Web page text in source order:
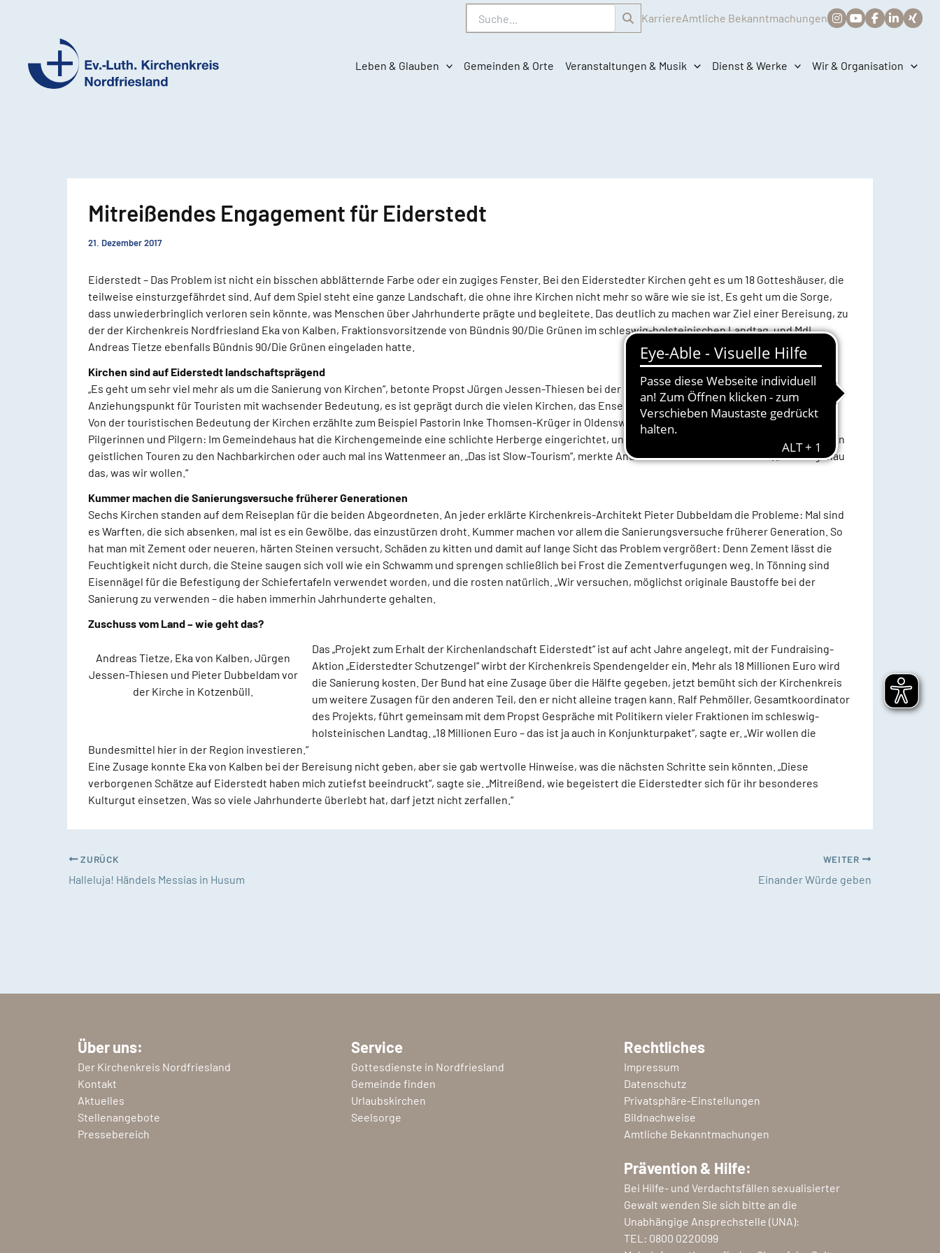
Suche KarriereAmtliche Bekanntmachungen
Ev.-
Leben & Glauben Gemeinden & Orte Veranstaltungen & Musik Dienst & Werke Wir & Organisation
Mitreißendes Engagement für Eiderstedt
21. Dezember 2017
Eiderstedt – Das Problem ist nicht ein bisschen abblätternde Farbe oder ein zugiges Fenster. Bei den Eiderstedter Kirchen geht es um 18 Gotteshäuser, die
teilweise einsturzgefährdet sind. Auf dem Spiel steht eine ganze Landschaft, die ohne ihre Kirchen nicht mehr so wäre wie sie ist. Es geht um die Sorge,
dass unwiederbringlich verloren sein könnte, was Menschen über Jahrhunderte prägte und begleitete. Das deutlich zu machen war Ziel einer Bereisung, zu
der der Kirchenkreis Nordfriesland Eka von Kalben, Fraktionsvorsitzende von Bündnis 90/Die Grünen im schleswig-holsteinischen Landtag, und MdL
Andreas Tietze ebenfalls Bündnis 90/Die Grünen eingeladen hatte.
Kirchen sind auf Eiderstedt landschaftsprägend
„Es geht um sehr viel mehr als um die Sanierung von Kirchen“, betonte Propst Jürgen Jessen-Thiesen bei der Begrüßung. „Eiderstedt ist ein
Anziehungspunkt für Touristen mit wachsender Bedeutung, es ist geprägt durch die vielen Kirchen, das Ensemble ist bundesweit einzigartig.“
Von der touristischen Bedeutung der Kirchen erzählte zum Beispiel Pastorin Inke Thomsen-Krüger in Oldenswort. Sie berichtete von ihrer Arbeit mit
Pilgerinnen und Pilgern: Im Gemeindehaus hat die Kirchengemeinde eine schlichte Herberge eingerichtet, und von Oldenswort aus bietet die Seelsorgerin
geistlichen Touren zu den Nachbarkirchen oder auch mal ins Wattenmeer an. „Das ist Slow-Tourism“, merkte Andreas Tietze nachdenklich an. „Das ist genau
das, was wir wollen.“
Kummer machen die Sanierungsversuche früherer Generationen
Sechs Kirchen standen auf dem Reiseplan für die beiden Abgeordneten. An jeder erklärte Kirchenkreis-Architekt Pieter Dubbeldam die Probleme: Mal sind
es Warften, die sich absenken, mal ist es ein Gewölbe, das einzustürzen droht. Kummer machen vor allem die Sanierungsversuche früherer Generation. So
hat man mit Zement oder neueren, härten Steinen versucht, Schäden zu kitten und damit auf lange Sicht das Problem vergrößert: Denn Zement lässt die
Feuchtigkeit nicht durch, die Steine saugen sich voll wie ein Schwamm und sprengen schließlich bei Frost die Zementverfugungen weg. In Tönning sind
Eisennägel für die Befestigung der Schiefertafeln verwendet worden, und die rosten natürlich. „Wir versuchen, möglichst originale Baustoffe bei der
Sanierung zu verwenden – die haben immerhin Jahrhunderte gehalten.
Zuschuss vom Land – wie geht das?
Andreas Tietze, Eka von Kalben, Jürgen
Jessen-Thiesen und Pieter Dubbeldam vor
der Kirche in Kotzenbüll.
Das „Projekt zum Erhalt der Kirchenlandschaft Eiderstedt“ ist auf acht Jahre angelegt, mit der Fundraising-
Aktion „Eiderstedter Schutzengel“ wirbt der Kirchenkreis Spendengelder ein. Mehr als 18 Millionen Euro wird
die Sanierung kosten. Der Bund hat eine Zusage über die Hälfte gegeben, jetzt bemüht sich der Kirchenkreis
um weitere Zusagen für den anderen Teil, den er nicht alleine tragen kann. Ralf Pehmöller, Gesamtkoordinator
des Projekts, führt gemeinsam mit dem Propst Gespräche mit Politikern vieler Fraktionen im schleswig-
holsteinischen Landtag. „18 Millionen Euro – das ist ja auch in Konjunkturpaket“, sagte er. „Wir wollen die
Bundesmittel hier in der Region investieren.“
Eine Zusage konnte Eka von Kalben bei der Bereisung nicht geben, aber sie gab wertvolle Hinweise, was die nächsten Schritte sein könnten. „Diese
verborgenen Schätze auf Eiderstedt haben mich zutiefst beeindruckt“, sagte sie. „Mitreißend, wie begeistert die Eiderstedter sich für ihr besonderes
Kulturgut einsetzen. Was so viele Jahrhunderte überlebt hat, darf jetzt nicht zerfallen.“
ZURÜCK
Halleluja! Händels Messias in Husum
WEITER
Einander Würde geben
Über uns:
Der Kirchenkreis Nordfriesland
Kontakt
Aktuelles
Stellenangebote
Pressebereich
Service
Gottesdienste in Nordfriesland
Gemeinde finden
Urlaubskirchen
Seelsorge
Rechtliches
Impressum
Datenschutz
Privatsphäre-Einstellungen
Bildnachweise
Amtliche Bekanntmachungen
Prävention & Hilfe:
Bei Hilfe- und Verdachtsfällen sexualisierter
Gewalt wenden Sie sich bitte an die
Unabhängige Ansprechstelle (UNA):
TEL: 0800 0220099